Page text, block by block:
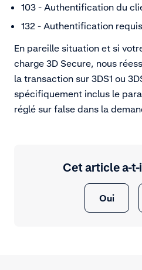
103 - Authentification du
132 - Authentification
En pareille situation et si
charge 3D Secure, nous
la transaction sur 3DS1 ou
spécifiquement inclus le
réglé sur false dans la
Cet article a-
Oui